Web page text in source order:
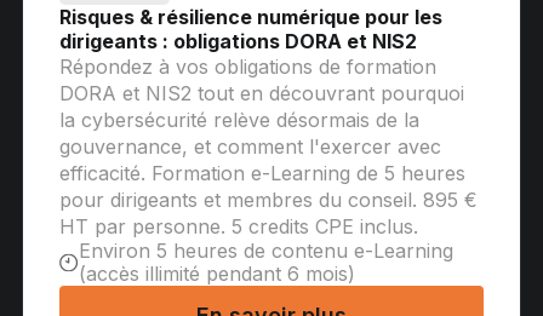
Risques & résilience numérique pour les
dirigeants : obligations DORA et NIS2
Répondez à vos obligations de formation
DORA et NIS2 tout en découvrant pourquoi
la cybersécurité relève désormais de la
gouvernance, et comment l'exercer avec
efficacité. Formation e-Learning de 5 heures
pour dirigeants et membres du conseil. 895 €
HT par personne. 5 credits CPE inclus.
Environ 5 heures de contenu e-Learning
(accès illimité pendant 6 mois)